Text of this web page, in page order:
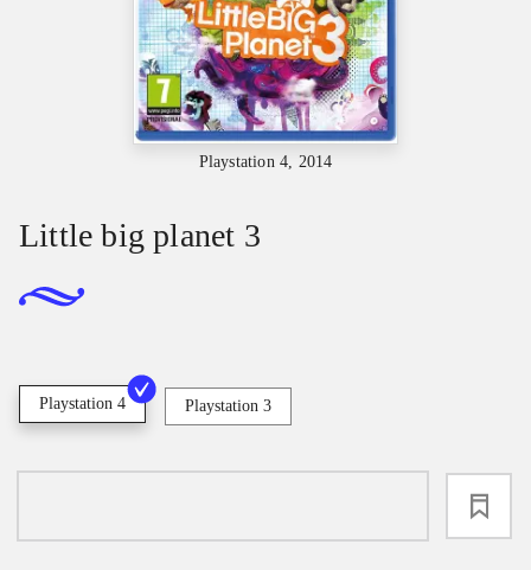
Playstation 4, 2014
Little big planet 3
Playstation 4 Playstation 3